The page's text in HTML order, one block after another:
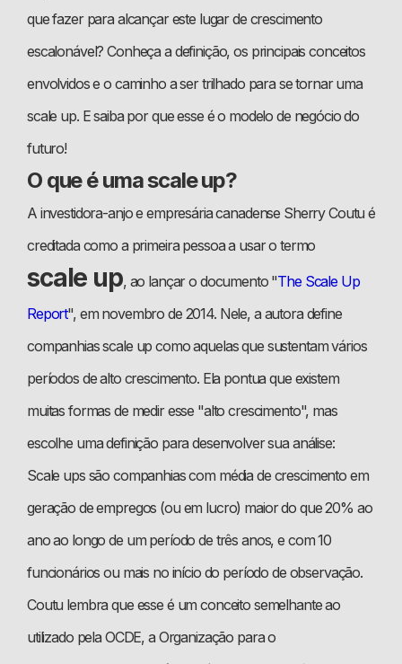
que fazer para alcançar este lugar de crescimento
escalonável? Conheça a definição, os principais conceitos
envolvidos e o caminho a ser trilhado para se tornar uma
scale up. E saiba por que esse é o modelo de negócio do
futuro!
O que é uma scale up?
A investidora-anjo e empresária canadense Sherry Coutu é
creditada como a primeira pessoa a usar o termo
scale up, ao lançar o documento "The Scale Up
Report", em novembro de 2014. Nele, a autora define
companhias scale up como aquelas que sustentam vários
períodos de alto crescimento. Ela pontua que existem
muitas formas de medir esse "alto crescimento", mas
escolhe uma definição para desenvolver sua análise:
Scale ups são companhias com média de crescimento em
geração de empregos (ou em lucro) maior do que 20% ao
ano ao longo de um período de três anos, e com 10
funcionários ou mais no início do período de observação.
Coutu lembra que esse é um conceito semelhante ao
utilizado pela OCDE, a Organização para o